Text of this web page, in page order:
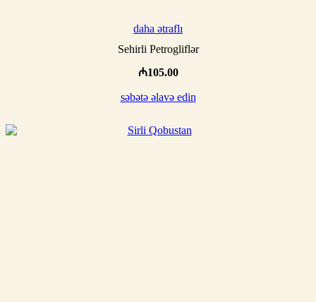
daha ətraflı
Sehirli Petrogliflər
₼105.00
səbətə əlavə edin